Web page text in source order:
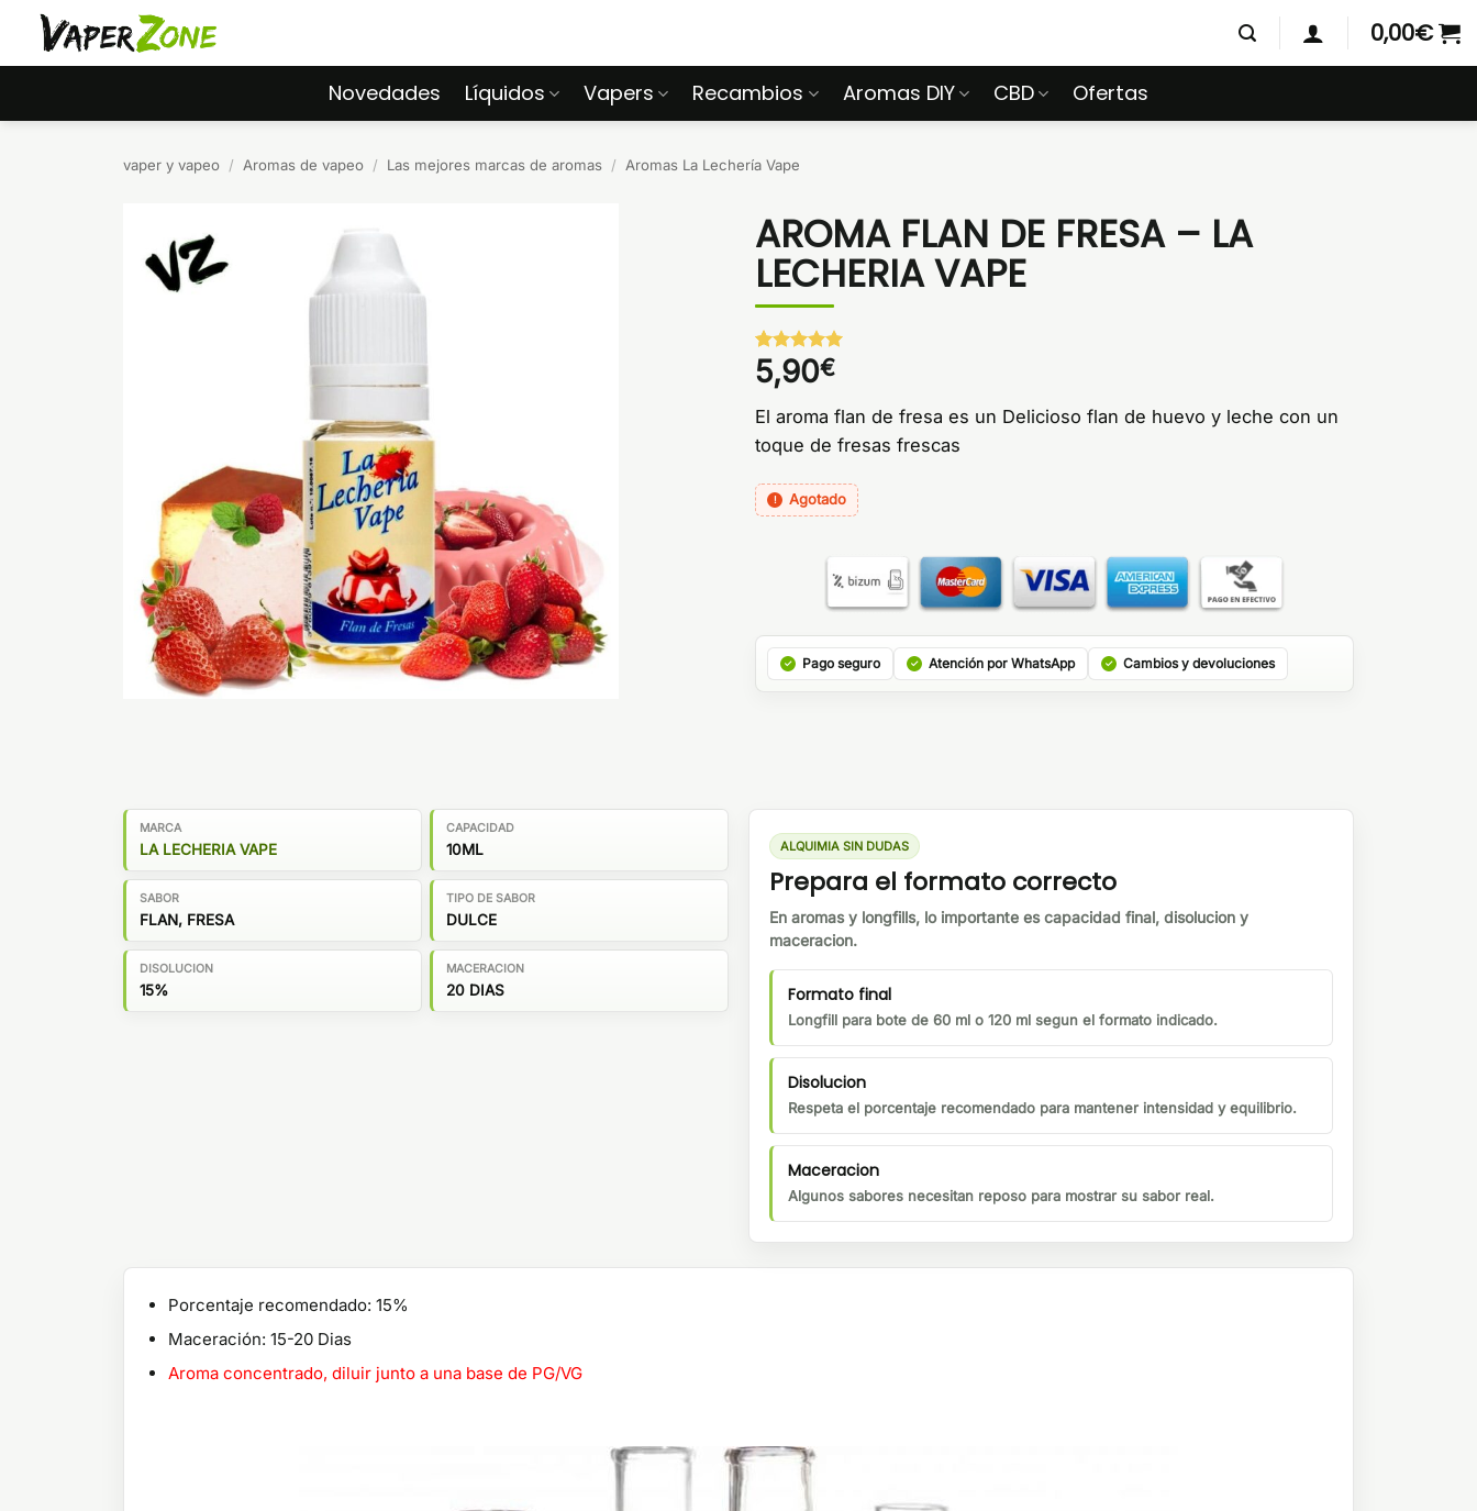
Saltar
contenido
0,00€
Novedades Líquidos Vapers Recambios Aromas DIY CBD Ofertas
vaper y vapeo / Aromas de vapeo / Las mejores marcas de aromas / Aromas La Lechería Vape
AROMA FLAN DE FRESA – LA
LECHERIA VAPE
Valorado
con5de 5
1
valoración
de un
cliente
5,90€
El aroma flan de fresa es un Delicioso flan de huevo y leche con un
toque de fresas frescas
Agotado
Pago seguro Atención por WhatsApp Cambios y devoluciones
MARCA
LA LECHERIA VAPE
CAPACIDAD
10ML
SABOR
FLAN, FRESA
TIPO DE SABOR
DULCE
DISOLUCION
15%
MACERACION
20 DIAS
ALQUIMIA SIN DUDAS
Prepara el formato correcto
En aromas y longfills, lo importante es capacidad final, disolucion y
maceracion.
Formato final
Longfill para bote de 60 ml o 120 ml segun el formato indicado.
Disolucion
Respeta el porcentaje recomendado para mantener intensidad y equilibrio.
Maceracion
Algunos sabores necesitan reposo para mostrar su sabor real.
Porcentaje recomendado: 15%
Maceración: 15-20 Dias
Aroma concentrado, diluir junto a una base de PG/VG